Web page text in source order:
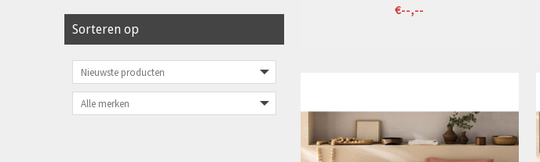
Sorteren op
€--,--